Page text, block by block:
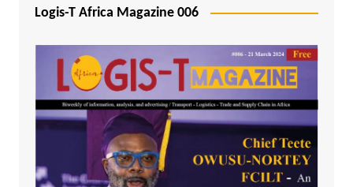
Logis-T Africa Magazine 006